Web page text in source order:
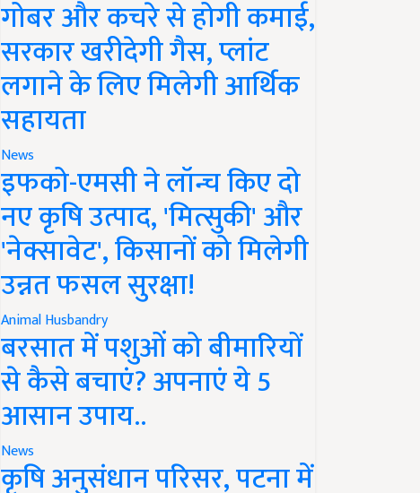
गोबर और कचरे से होगी कमाई,
सरकार खरीदेगी गैस, प्लांट
लगाने के लिए मिलेगी आर्थिक
सहायता
News
इफको-एमसी ने लॉन्च किए दो
नए कृषि उत्पाद, 'मित्सुकी' और
'नेक्सावेट', किसानों को मिलेगी
उन्नत फसल सुरक्षा!
Animal Husbandry
बरसात में पशुओं को बीमारियों
से कैसे बचाएं? अपनाएं ये 5
आसान उपाय..
News
कृषि अनुसंधान परिसर, पटना में